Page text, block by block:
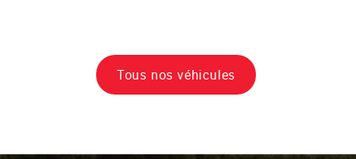
Tous nos véhicules